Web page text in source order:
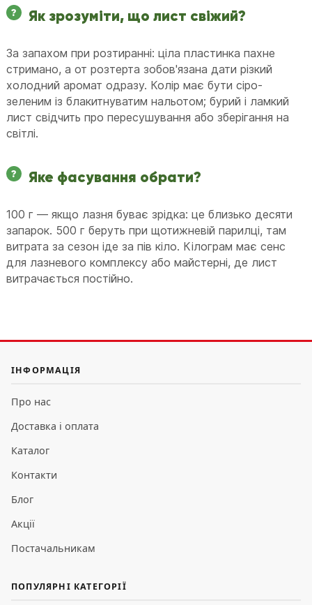
Як зрозуміти, що лист свіжий?
За запахом при розтиранні: ціла пластинка пахне
стримано, а от розтерта зобов'язана дати різкий
холодний аромат одразу. Колір має бути сіро-
зеленим із блакитнуватим нальотом; бурий і ламкий
лист свідчить про пересушування або зберігання на
світлі.
Яке фасування обрати?
100 г — якщо лазня буває зрідка: це близько десяти
запарок. 500 г беруть при щотижневій парилці, там
витрата за сезон іде за пів кіло. Кілограм має сенс
для лазневого комплексу або майстерні, де лист
витрачається постійно.
ІНФОРМАЦІЯ
Про нас
Доставка і оплата
Каталог
Контакти
Блог
Акції
Постачальникам
ПОПУЛЯРНІ КАТЕГОРІЇ